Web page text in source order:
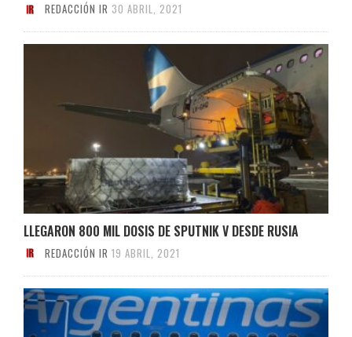
REDACCIÓN IR 30 ABRIL, 2021
LLEGARON 800 MIL DOSIS DE SPUTNIK V DESDE RUSIA
REDACCIÓN IR 19 ABRIL, 2021